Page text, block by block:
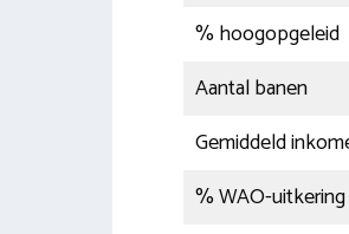
% hoogopgeleid
Aantal banen
Gemiddeld
% WAO-uitkering